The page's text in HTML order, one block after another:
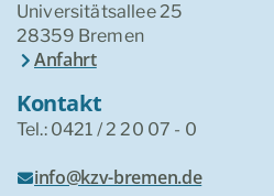
Universitätsallee 25
28359 Bremen
Anfahrt
Kontakt
Tel.: 0421 / 2 20 07 - 0
info@kzv-bremen.de